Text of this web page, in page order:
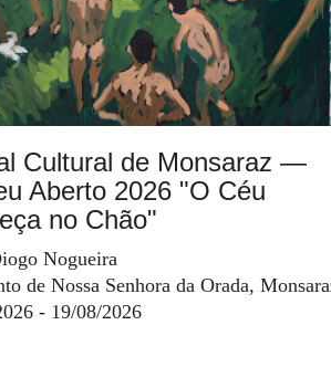
Cultural de Monsaraz —
Aberto 2026 "O Céu
no Chão"
Nogueira
de Nossa Senhora da Orada,
- 19/08/2026